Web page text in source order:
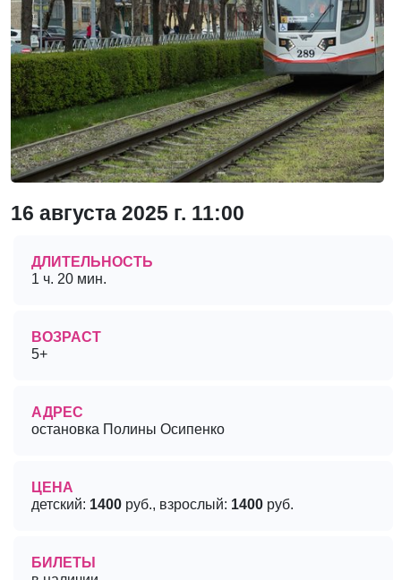
16 августа 2025 г. 11:00
ДЛИТЕЛЬНОСТЬ
1 ч. 20 мин.
ВОЗРАСТ
5+
АДРЕС
остановка Полины Осипенко
ЦЕНА
детский: 1400 руб., взрослый: 1400 руб.
БИЛЕТЫ